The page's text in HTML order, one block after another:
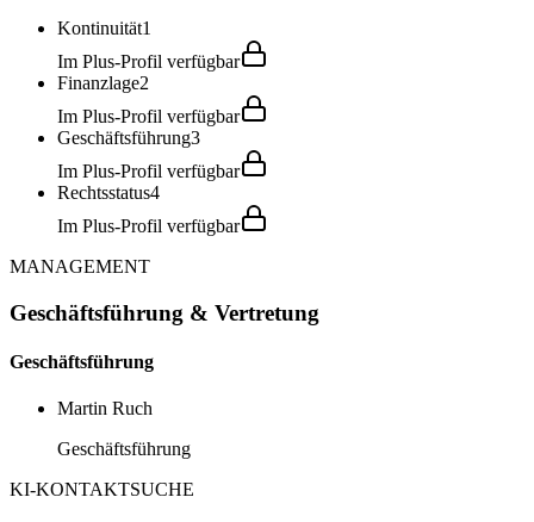
Kontinuität1
Im Plus-Profil verfügbar
Finanzlage2
Im Plus-Profil verfügbar
Geschäftsführung3
Im Plus-Profil verfügbar
Rechtsstatus4
Im Plus-Profil verfügbar
MANAGEMENT
Geschäftsführung & Vertretung
Geschäftsführung
Martin Ruch
Geschäftsführung
KI-KONTAKTSUCHE